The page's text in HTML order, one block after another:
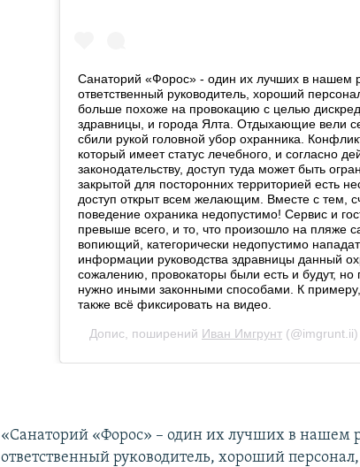
«Санаторий «Форос» – один их лучших в нашем
ответственный руководитель, хороший